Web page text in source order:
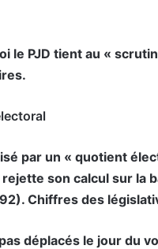
le PJD tient au «
par un « quotient
son calcul sur la
Chiffres des
déplacés le jour du